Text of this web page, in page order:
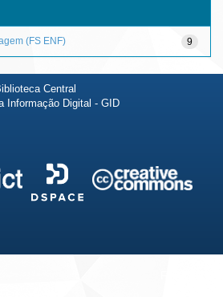
9
(FS ENF)
Central
Informação Digital - GID